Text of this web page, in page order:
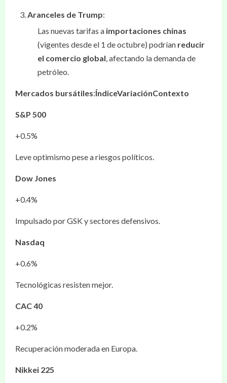
Aranceles de Trump:
Las nuevas tarifas a importaciones chinas
(vigentes desde el 1 de octubre) podrían reducir
el comercio global, afectando la demanda de
petróleo.
Mercados bursátiles:ÍndiceVariaciónContexto
S&P 500
+0.5%
Leve optimismo pese a riesgos políticos.
Dow Jones
+0.4%
Impulsado por GSK y sectores defensivos.
Nasdaq
+0.6%
Tecnológicas resisten mejor.
CAC 40
+0.2%
Recuperación moderada en Europa.
Nikkei 225